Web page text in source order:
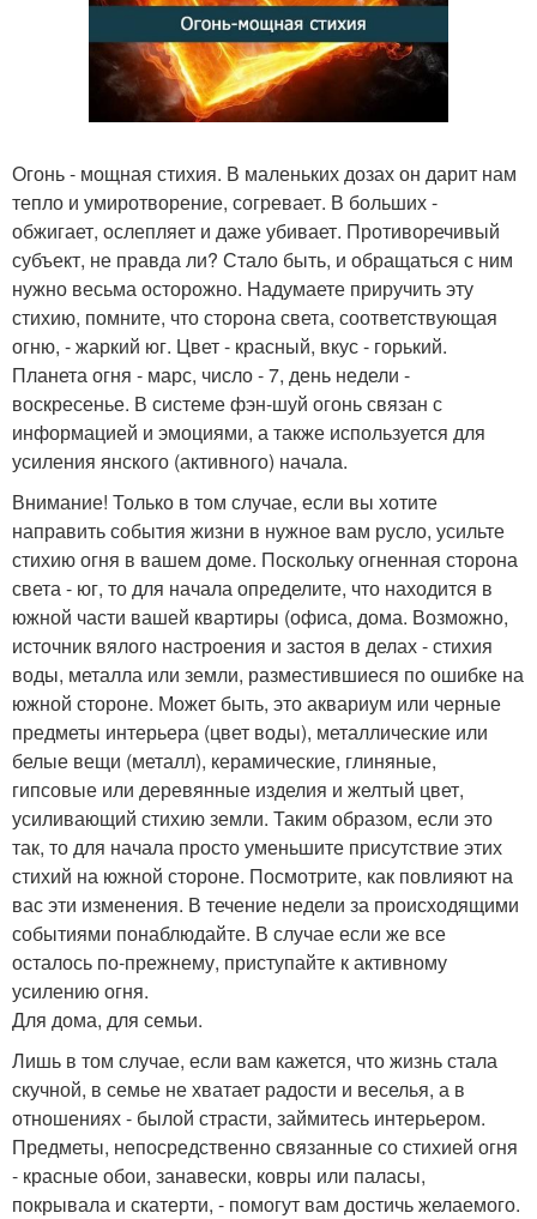
Огонь - мощная стихия. В маленьких дозах он дарит нам
тепло и умиротворение, согревает. В больших -
обжигает, ослепляет и даже убивает. Противоречивый
субъект, не правда ли? Стало быть, и обращаться с ним
нужно весьма осторожно. Надумаете приручить эту
стихию, помните, что сторона света, соответствующая
огню, - жаркий юг. Цвет - красный, вкус - горький.
Планета огня - марс, число - 7, день недели -
воскресенье. В системе фэн-шуй огонь связан с
информацией и эмоциями, а также используется для
усиления янского (активного) начала.
Внимание! Только в том случае, если вы хотите
направить события жизни в нужное вам русло, усильте
стихию огня в вашем доме. Поскольку огненная сторона
света - юг, то для начала определите, что находится в
южной части вашей квартиры (офиса, дома. Возможно,
источник вялого настроения и застоя в делах - стихия
воды, металла или земли, разместившиеся по ошибке на
южной стороне. Может быть, это аквариум или черные
предметы интерьера (цвет воды), металлические или
белые вещи (металл), керамические, глиняные,
гипсовые или деревянные изделия и желтый цвет,
усиливающий стихию земли. Таким образом, если это
так, то для начала просто уменьшите присутствие этих
стихий на южной стороне. Посмотрите, как повлияют на
вас эти изменения. В течение недели за происходящими
событиями понаблюдайте. В случае если же все
осталось по-прежнему, приступайте к активному
усилению огня.
Для дома, для семьи.
Лишь в том случае, если вам кажется, что жизнь стала
скучной, в семье не хватает радости и веселья, а в
отношениях - былой страсти, займитесь интерьером.
Предметы, непосредственно связанные со стихией огня
- красные обои, занавески, ковры или паласы,
покрывала и скатерти, - помогут вам достичь желаемого.